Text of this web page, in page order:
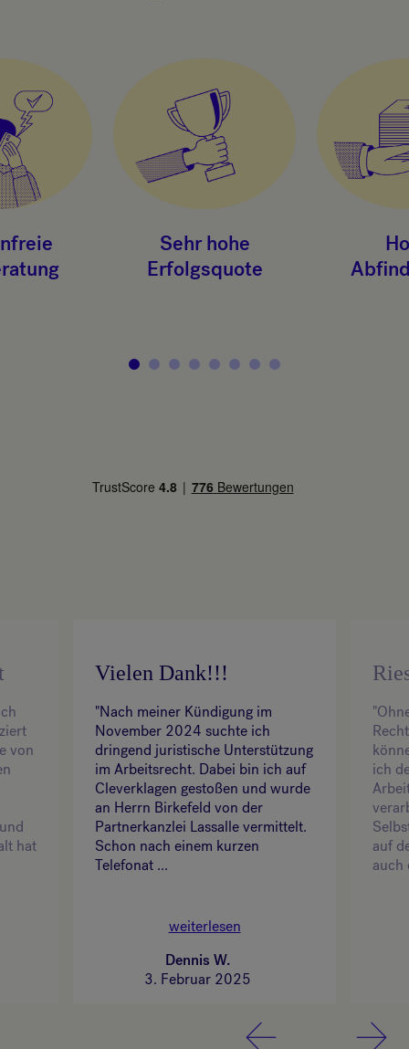
Sehr hohe
Erfolgsquote
von
hat
Vielen Dank!!!
"Nach meiner Kündigung im
November 2024 suchte ich
dringend juristische Unterstützung
im Arbeitsrecht. Dabei bin ich auf
Cleverklagen gestoßen und wurde
an Herrn Birkefeld von der
Partnerkanzlei Lassalle vermittelt.
Schon nach einem kurzen
Telefonat ...
weiterlesen
Dennis W.
3. Februar 2025
ich
auf
auch